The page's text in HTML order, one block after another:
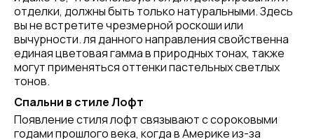
отделки, должны быть только натуральными. Здесь
вы не встретите чрезмерной роскоши или
вычурности. ля данного направления свойственна
единая цветовая гамма в природных тонах, также
могут применяться оттенки пастельных светлых
тонов.
Спальни в стиле Лофт
Появление стиля лофт связывают с сороковыми
годами прошлого века, когда в Америке из-за